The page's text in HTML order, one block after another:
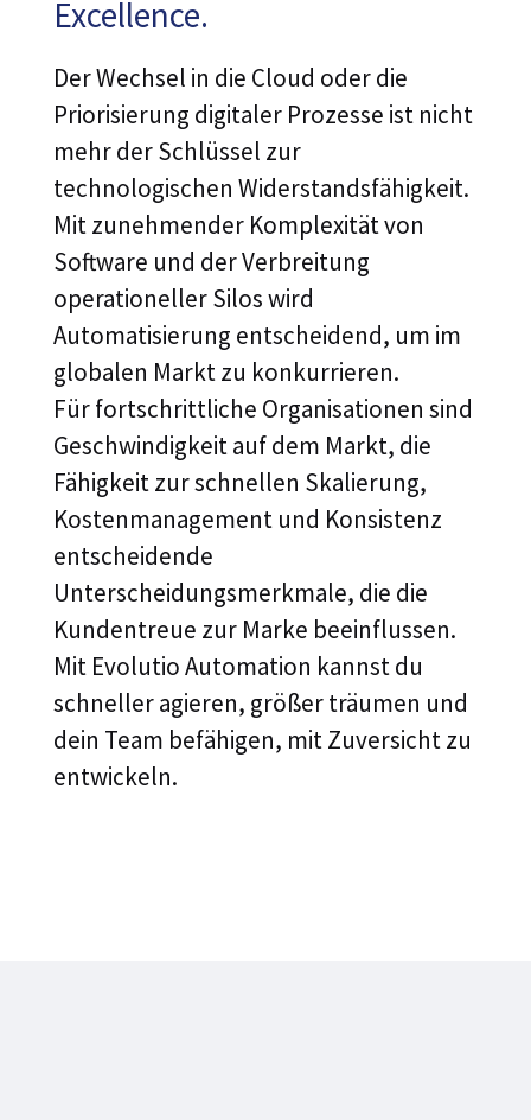
Excellence.
Der Wechsel in die Cloud oder die
Priorisierung digitaler Prozesse ist nicht
mehr der Schlüssel zur
technologischen Widerstandsfähigkeit.
Mit zunehmender Komplexität von
Software und der Verbreitung
operationeller Silos wird
Automatisierung entscheidend, um im
globalen Markt zu konkurrieren.
Für fortschrittliche Organisationen sind
Geschwindigkeit auf dem Markt, die
Fähigkeit zur schnellen Skalierung,
Kostenmanagement und Konsistenz
entscheidende
Unterscheidungsmerkmale, die die
Kundentreue zur Marke beeinflussen.
Mit Evolutio Automation kannst du
schneller agieren, größer träumen und
dein Team befähigen, mit Zuversicht zu
entwickeln.